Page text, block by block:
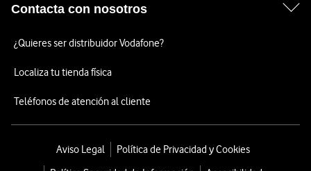
Contacta con nosotros
¿Quieres ser distribuidor Vodafone?
Localiza tu tienda física
Teléfonos de atención al cliente
Aviso Legal
Política de Privacidad y Cookies